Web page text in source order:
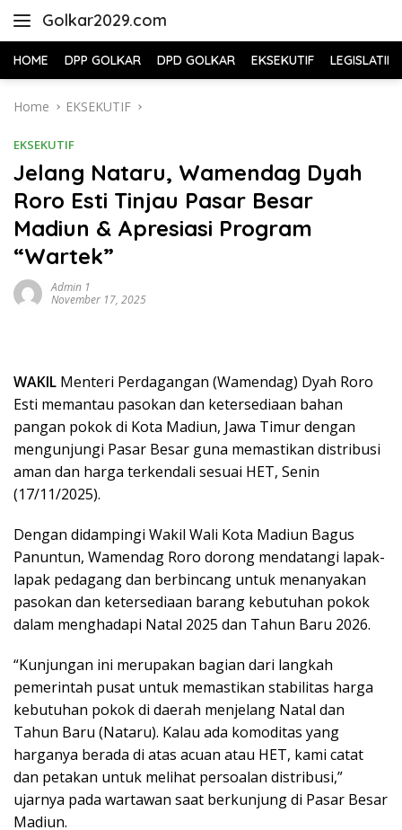
Golkar2029.com
HOME DPP GOLKAR DPD GOLKAR EKSEKUTIF LEGISLATIF
Home EKSEKUTIF
EKSEKUTIF
Jelang Nataru, Wamendag Dyah
Roro Esti Tinjau Pasar Besar
Madiun & Apresiasi Program
“Wartek”
Admin 1
November 17, 2025
WAKIL Menteri Perdagangan (Wamendag) Dyah Roro
Esti memantau pasokan dan ketersediaan bahan
pangan pokok di Kota Madiun, Jawa Timur dengan
mengunjungi Pasar Besar guna memastikan distribusi
aman dan harga terkendali sesuai HET, Senin
(17/11/2025).
Dengan didampingi Wakil Wali Kota Madiun Bagus
Panuntun, Wamendag Roro dorong mendatangi lapak-
lapak pedagang dan berbincang untuk menanyakan
pasokan dan ketersediaan barang kebutuhan pokok
dalam menghadapi Natal 2025 dan Tahun Baru 2026.
“Kunjungan ini merupakan bagian dari langkah
pemerintah pusat untuk memastikan stabilitas harga
kebutuhan pokok di daerah menjelang Natal dan
Tahun Baru (Nataru). Kalau ada komoditas yang
harganya berada di atas acuan atau HET, kami catat
dan petakan untuk melihat persoalan distribusi,”
ujarnya pada wartawan saat berkunjung di Pasar Besar
Madiun.